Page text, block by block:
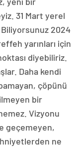
31 Mart yerel
2024
yarınları için
diyebiliriz.
Daha kendi
çöpünü
bir
Vizyonu
geçemeyen,
ne